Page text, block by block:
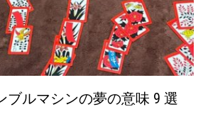
ブルマシンの夢の意味 9 選